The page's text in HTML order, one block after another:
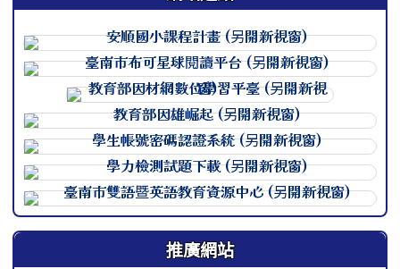
連至 http://
連至 http://
連至 http://
連至 http://
連至 http://
連至 http://
連至 http://
推廣網站